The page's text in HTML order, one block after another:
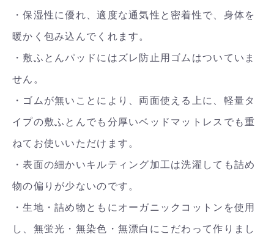
・保湿性に優れ、適度な通気性と密着性で、身体を
暖かく包み込んでくれます。
・敷ふとんパッドにはズレ防止用ゴムはついていま
せん。
・ゴムが無いことにより、両面使える上に、軽量タ
イプの敷ふとんでも分厚いベッドマットレスでも重
ねてお使いいただけます。
・表面の細かいキルティング加工は洗濯しても詰め
物の偏りが少ないのです。
・生地・詰め物ともにオーガニックコットンを使用
し、無蛍光・無染色・無漂白にこだわって作りまし